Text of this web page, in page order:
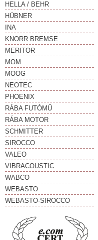
HELLA / BEHR
HÜBNER
INA
KNORR BREMSE
MERITOR
MOM
MOOG
NEOTEC
PHOENIX
RÁBA FUTÓMŰ
RÁBA MOTOR
SCHMITTER
SIROCCO
VALEO
VIBRACOUSTIC
WABCO
WEBASTO
WEBASTO-SIROCCO